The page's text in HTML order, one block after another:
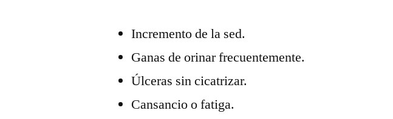
Incremento de la sed.
Ganas de orinar frecuentemente.
Úlceras sin cicatrizar.
Cansancio o fatiga.